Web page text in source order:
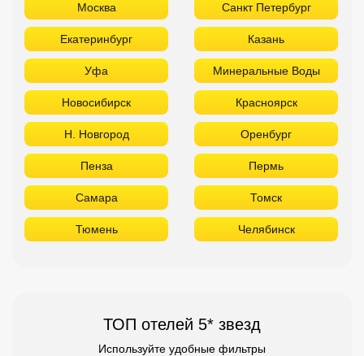
Москва Санкт Петербург
Екатеринбург Казань
Уфа Минеральные Воды
Новосибирск Красноярск
Н. Новгород Оренбург
Пенза Пермь
Самара Томск
Тюмень Челябинск
ТОП отелей 5* звезд
Используйте удобные фильтры